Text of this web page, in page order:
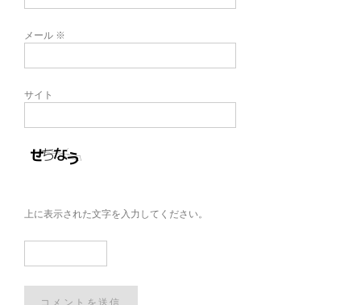
メール ※
サイト
上に表示された文字を入力してください。